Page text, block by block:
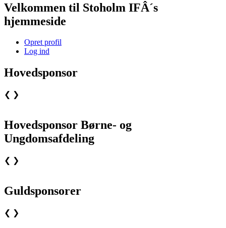
Velkommen til Stoholm IFÂ´s
hjemmeside
Opret profil
Log ind
Hovedsponsor
❮ ❯
Hovedsponsor Børne- og
Ungdomsafdeling
❮ ❯
Guldsponsorer
❮ ❯